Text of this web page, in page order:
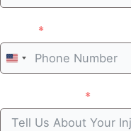
United
States